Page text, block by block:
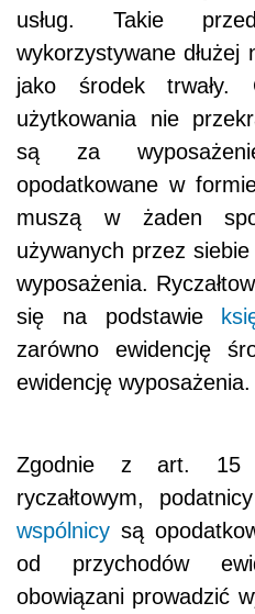
usług. Takie
wykorzystywane
jako środek
użytkowania nie
są za
opodatkowane w
muszą w żaden
używanych przez
wyposażenia.
się na podstawie
zarówno ewidencję
ewidencję wyposażenia.
Zgodnie z art. 15
ryczałtowym,
wspólnicy są
od przychodów
obowiązani prowadzić